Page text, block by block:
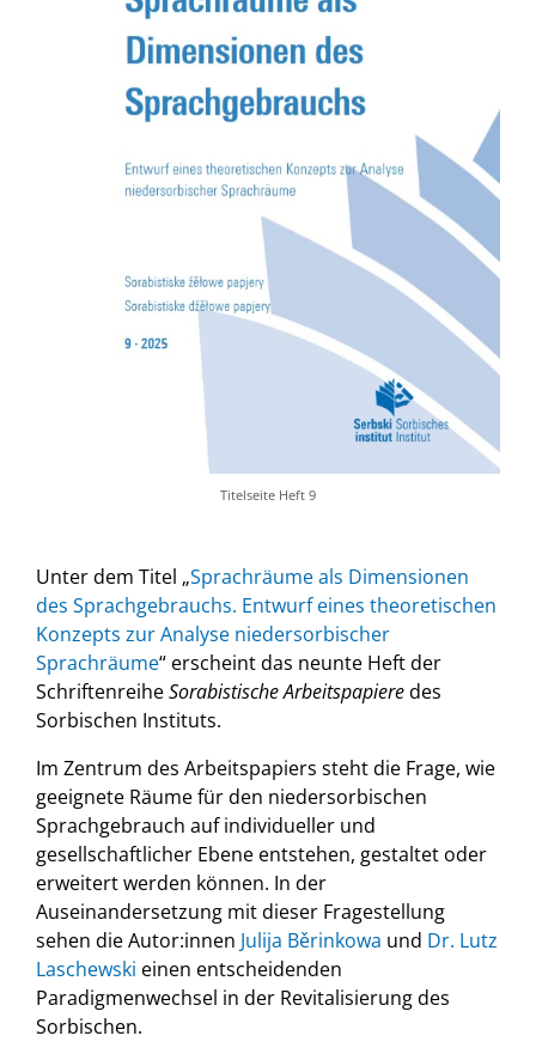
Titelseite Heft 9
Unter dem Titel „Sprachräume als Dimensionen
des Sprachgebrauchs. Entwurf eines theoretischen
Konzepts zur Analyse niedersorbischer
Sprachräume“ erscheint das neunte Heft der
SchriftenreiheSorabistische Arbeitspapieredes
Sorbischen Instituts.
Im Zentrum des Arbeitspapiers steht die Frage, wie
geeignete Räume für den niedersorbischen
Sprachgebrauch auf individueller und
gesellschaftlicher Ebene entstehen, gestaltet oder
erweitert werden können. In der
Auseinandersetzung mit dieser Fragestellung
sehen die Autor:innen Julija Běrinkowa und Dr. Lutz
Laschewski einen entscheidenden
Paradigmenwechsel in der Revitalisierung des
Sorbischen.